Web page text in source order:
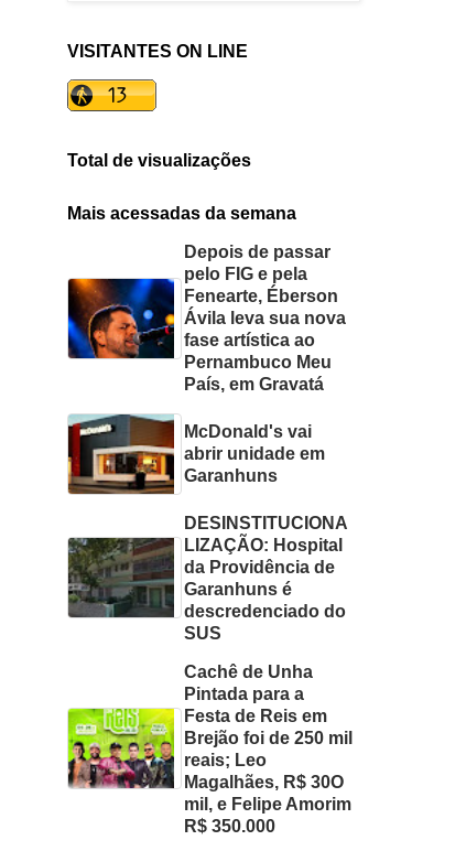
VISITANTES ON LINE
Total de visualizações
Mais acessadas da semana
Depois de passar
pelo FIG e pela
Fenearte, Éberson
Ávila leva sua nova
fase artística ao
Pernambuco Meu
País, em Gravatá
McDonald's vai
abrir unidade em
Garanhuns
DESINSTITUCIONA
LIZAÇÃO: Hospital
da Providência de
Garanhuns é
descredenciado do
SUS
Cachê de Unha
Pintada para a
Festa de Reis em
Brejão foi de 250 mil
reais; Leo
Magalhães, R$ 30O
mil, e Felipe Amorim
R$ 350.000